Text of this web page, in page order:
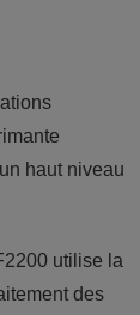
haut niveau
utilise la
des